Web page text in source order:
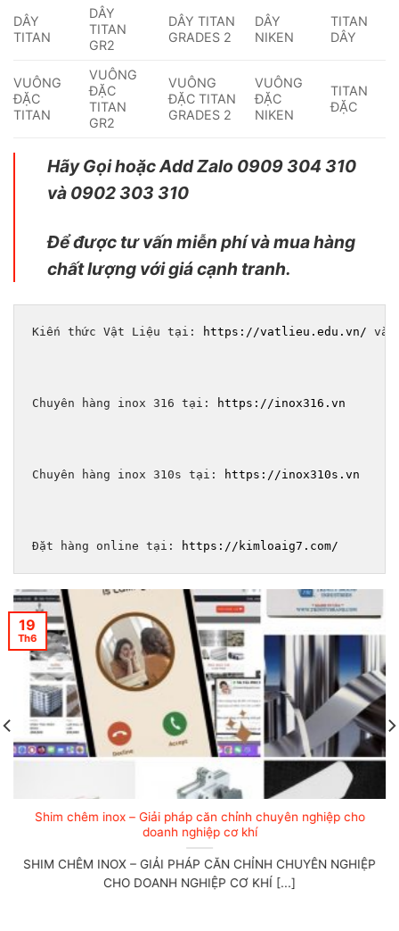
DÂY
TITAN
DÂY
TITAN
GR2
DÂY TITAN
GRADES 2
DÂY
NIKEN
TITAN
DÂY
VUÔNG
ĐẶC
TITAN
VUÔNG
ĐẶC
TITAN
GR2
VUÔNG
ĐẶC TITAN
GRADES 2
VUÔNG
ĐẶC
NIKEN
TITAN
ĐẶC
Hãy Gọi hoặc Add Zalo 0909 304 310
và 0902 303 310
Để được tư vấn miễn phí và mua hàng
chất lượng với giá cạnh tranh.
Kiến thức Vật Liệu tại: https://vatlieu.edu.vn/ và
Chuyên hàng inox 316 tại: https://inox316.vn
Chuyên hàng inox 310s tại: https://inox310s.vn
Đặt hàng online tại: https://kimloaig7.com/
Shim chêm inox – Giải pháp căn chỉnh chuyên nghiệp cho
doanh nghiệp cơ khí
SHIM CHÊM INOX – GIẢI PHÁP CĂN CHỈNH CHUYÊN NGHIỆP
CHO DOANH NGHIỆP CƠ KHÍ [...]
19
Th6